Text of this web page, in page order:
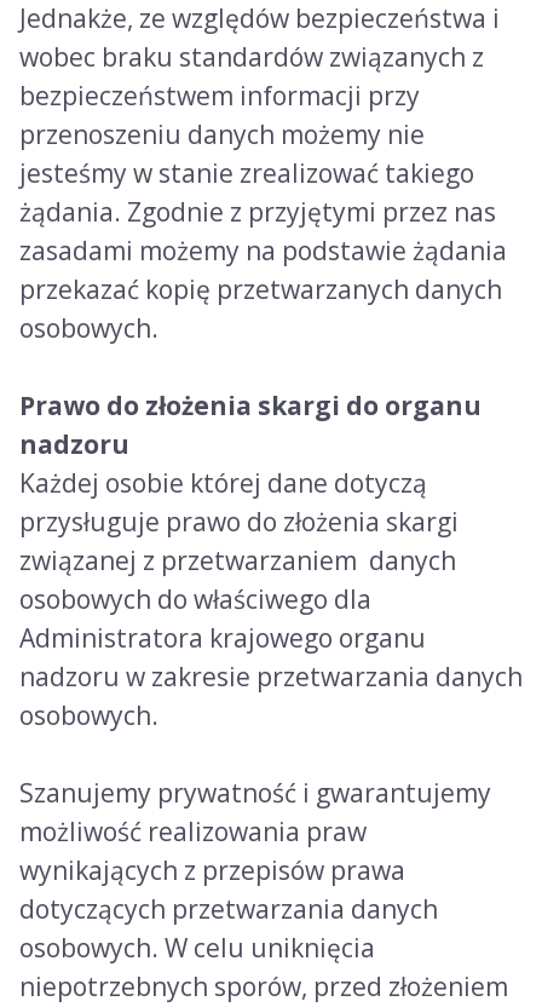
Jednakże, ze względów bezpieczeństwa i
wobec braku standardów związanych z
bezpieczeństwem informacji przy
przenoszeniu danych możemy nie
jesteśmy w stanie zrealizować takiego
żądania. Zgodnie z przyjętymi przez nas
zasadami możemy na podstawie żądania
przekazać kopię przetwarzanych danych
osobowych.
Prawo do złożenia skargi do organu
nadzoru
Każdej osobie której dane dotyczą
przysługuje prawo do złożenia skargi
związanej z przetwarzaniem danych
osobowych do właściwego dla
Administratora krajowego organu
nadzoru w zakresie przetwarzania danych
osobowych.
Szanujemy prywatność i gwarantujemy
możliwość realizowania praw
wynikających z przepisów prawa
dotyczących przetwarzania danych
osobowych. W celu uniknięcia
niepotrzebnych sporów, przed złożeniem